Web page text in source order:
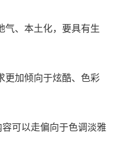
气、本土化，要具有生
更加倾向于炫酷、色彩
可以走偏向于色调淡雅